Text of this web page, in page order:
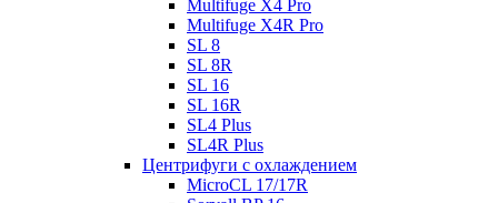
Multifuge X4 Pro
Multifuge X4R Pro
SL 8
SL 8R
SL 16
SL 16R
SL4 Plus
SL4R Plus
Центрифуги с охлаждением
MicroCL 17/17R